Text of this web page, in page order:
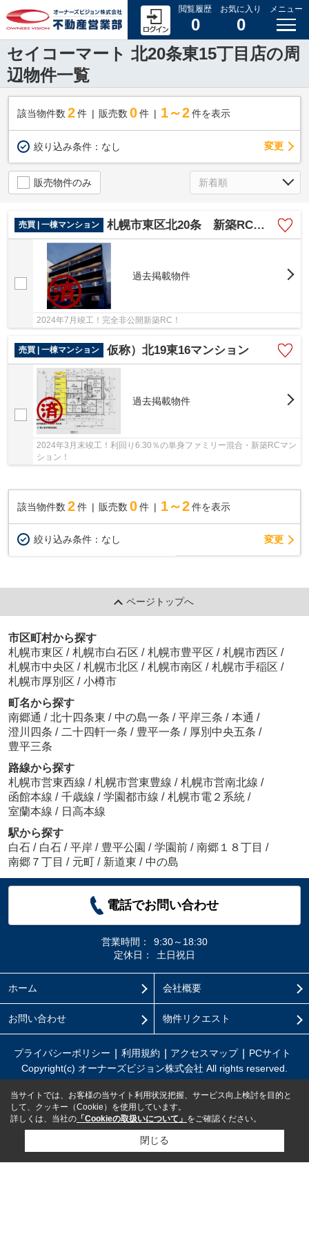
閲覧履歴
0
お気に入り
0
メニュー
セイコーマート 北20条東15丁目店の周
辺物件一覧
該当物件数 2件 販売数 0 件 1～2 件を表示
絞り込み条件： なし 変更
販売物件のみ
売買 | 一棟マンション 札幌市東区北20条 新築RCレジデンスPJ
過去掲載物件
2024年7月竣工！完全非公開新築RC！
売買 | 一棟マンション 仮称）北19東16マンション
過去掲載物件
2024年3月末竣工！利回り6.30％の単身ファミリー混合・新築RCマン
ション！
該当物件数 2件 販売数 0 件 1～2 件を表示
絞り込み条件： なし 変更
ページトップへ
市区町村から探す
札幌市東区 / 札幌市白石区 / 札幌市豊平区 / 札幌市西区 /
札幌市中央区 / 札幌市北区 / 札幌市南区 / 札幌市手稲区 /
札幌市厚別区 / 小樽市
町名から探す
南郷通 / 北十四条東 / 中の島一条 / 平岸三条 / 本通 /
澄川四条 / 二十四軒一条 / 豊平一条 / 厚別中央五条 /
豊平三条
路線から探す
札幌市営東西線 / 札幌市営東豊線 / 札幌市営南北線 /
函館本線 / 千歳線 / 学園都市線 / 札幌市電２系統 /
室蘭本線 / 日高本線
駅から探す
白石 / 白石 / 平岸 / 豊平公園 / 学園前 / 南郷１８丁目 /
南郷７丁目 / 元町 / 新道東 / 中の島
電話でお問い合わせ
営業時間：
9:30～18:30
定休日：
土日祝日
ホーム 会社概要
お問い合わせ 物件リクエスト
プライバシーポリシー 利用規約 アクセスマップ
PCサイト
Copyright(c) オーナーズビジョン株式会社 All rights reserved.
当サイトでは、お客様の当サイト利用状況把握、サービス向上検討を目的と
して、クッキー（Cookie）を使用しています。
詳しくは、当社の 「Cookieの取扱いについて」 をご確認ください。
閉じる